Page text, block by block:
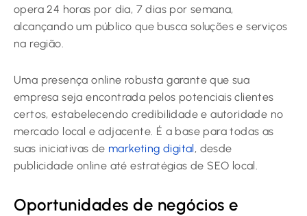
opera 24 horas por dia, 7 dias por semana,
alcançando um público que busca soluções e serviços
na região.
Uma presença online robusta garante que sua
empresa seja encontrada pelos potenciais clientes
certos, estabelecendo credibilidade e autoridade no
mercado local e adjacente. É a base para todas as
suas iniciativas de marketing digital, desde
publicidade online até estratégias de SEO local.
Oportunidades de negócios e